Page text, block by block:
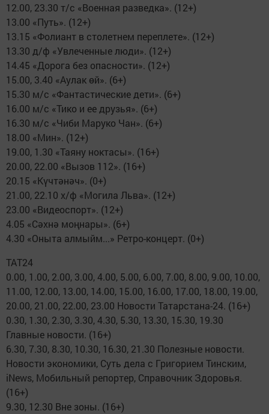
12.00, 23.30 т/с «Военная разведка». (12+)
13.00 «Путь». (12+)
13.15 «Фолиант в столетнем переплете». (12+)
13.30 д/ф «Увлеченные люди». (12+)
14.45 «Дорога без опасности». (12+)
15.00, 3.40 «Аулак өй». (6+)
15.30 м/с «Фантастические дети». (6+)
16.00 м/с «Тико и ее друзья». (6+)
16.30 м/с «Чиби Маруко Чан». (6+)
18.00 «Мин». (12+)
19.00, 1.30 «Таяну ноктасы». (16+)
20.00, 22.00 «Вызов 112». (16+)
20.15 «Күчтәнәч». (0+)
21.00, 22.10 х/ф «Могила Льва». (12+)
23.00 «Видеоспорт». (12+)
4.05 «Сәхнә моңнары». (6+)
4.30 «Оныта алмыйм...» Ретро-концерт. (0+)
ТАТ24
0.00, 1.00, 2.00, 3.00, 4.00, 5.00, 6.00, 7.00, 8.00, 9.00, 10.00,
11.00, 12.00, 13.00, 14.00, 15.00, 16.00, 17.00, 18.00, 19.00,
20.00, 21.00, 22.00, 23.00 Новости Татарстана-24. (16+)
0.30, 1.30, 2.30, 3.30, 4.30, 5.30, 13.30, 15.30, 19.30
Главные новости. (16+)
6.30, 7.30, 8.30, 10.30, 16.30, 21.30 Полезные новости.
Новости экономики, Суть дела с Григорием Тинским,
iNews, Мобильный репортер, Справочник Здоровья.
(16+)
9.30, 12.30 Вне зоны. (16+)